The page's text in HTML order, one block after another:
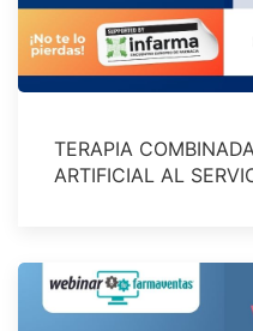
TERAPIA
ARTIFICIAL AL